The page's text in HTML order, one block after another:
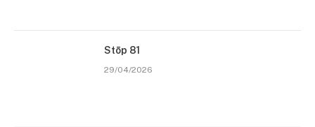
Stōp 81
29/04/2026